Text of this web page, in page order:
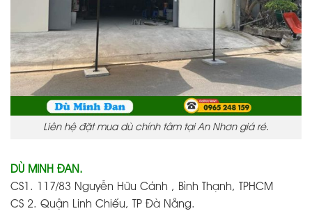
Liên hệ đặt mua dù chính tâm tại An Nhơn giá rẻ.
DÙ MINH ĐAN.
CS1. 117/83 Nguyễn Hữu Cảnh , Bình Thạnh, TPHCM
CS 2. Quận Linh Chiểu, TP Đà Nẵng.